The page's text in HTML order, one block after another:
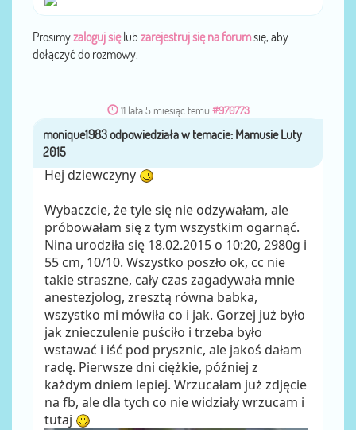
Prosimyzaloguj sięlub zarejestruj się na forumsię, aby
dołączyć do rozmowy.
11 lata 5 miesiąc temu #970773
przezmonique1983
Hej dziewczyny
Wybaczcie, że tyle się nie odzywałam, ale
próbowałam się z tym wszystkim ogarnąć.
Nina urodziła się 18.02.2015 o 10:20, 2980g i
55 cm, 10/10. Wszystko poszło ok, cc nie
takie straszne, cały czas zagadywała mnie
anestezjolog, zresztą równa babka,
wszystko mi mówiła co i jak. Gorzej już było
jak znieczulenie puściło i trzeba było
wstawać i iść pod prysznic, ale jakoś dałam
radę. Pierwsze dni ciężkie, później z
każdym dniem lepiej. Wrzucałam już zdjęcie
na fb, ale dla tych co nie widziały wrzucam i
tutaj